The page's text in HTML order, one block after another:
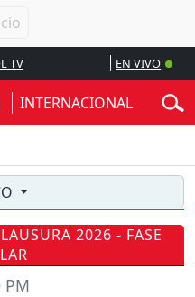
TV EN VIVO
INTERNACIONAL
2026 - FASE